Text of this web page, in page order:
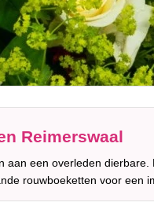
Reimerswaal
een overleden
rouwboeketten voor een